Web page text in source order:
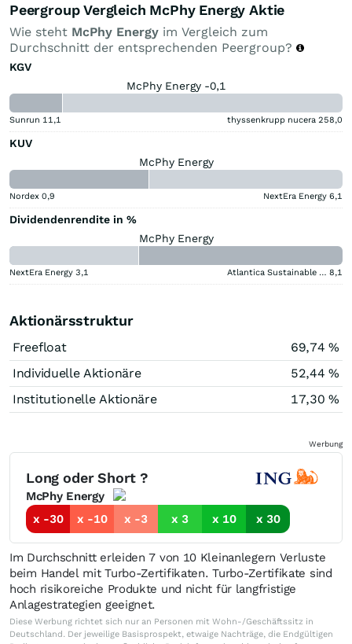
Peergroup Vergleich McPhy Energy Aktie
Wie steht McPhy Energy im Vergleich zum
Durchschnitt der entsprechenden Peergroup?
KGV
McPhy Energy -0,1
Sunrun 11,1 thyssenkrupp nucera 258,0
KUV
McPhy Energy
Nordex 0,9 NextEra Energy 6,1
Dividendenrendite in %
McPhy Energy
NextEra Energy 3,1 Atlantica Sustainable Infrastructure 8,1
Aktionärsstruktur
Freefloat
69,74 %
Individuelle Aktionäre
52,44 %
Institutionelle Aktionäre
17,30 %
Werbung
Long oder Short ?
McPhy Energy
x -30
x -10 x -3 x 3 x 10 x 30
Im Durchschnitt erleiden 7 von 10 Kleinanlegern Verluste
beim Handel mit Turbo-Zertifikaten. Turbo-Zertifikate sind
hoch risikoreiche Produkte und nicht für langfristige
Anlagestrategien geeignet.
Diese Werbung richtet sich nur an Personen mit Wohn-/Geschäftssitz in
Deutschland. Der jeweilige Basisprospekt, etwaige Nachträge, die Endgültigen